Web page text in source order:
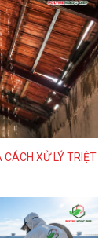
CÁCH XỬ LÝ TRIỆT